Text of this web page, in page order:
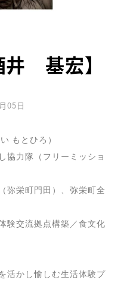
井 基宏】
05日
とひろ）
力隊（フリーミッショ
栄町門田）、弥栄町全
験交流拠点構築／食文化
活かし愉しむ生活体験プ